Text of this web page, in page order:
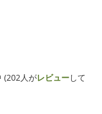
(202人がレビューして